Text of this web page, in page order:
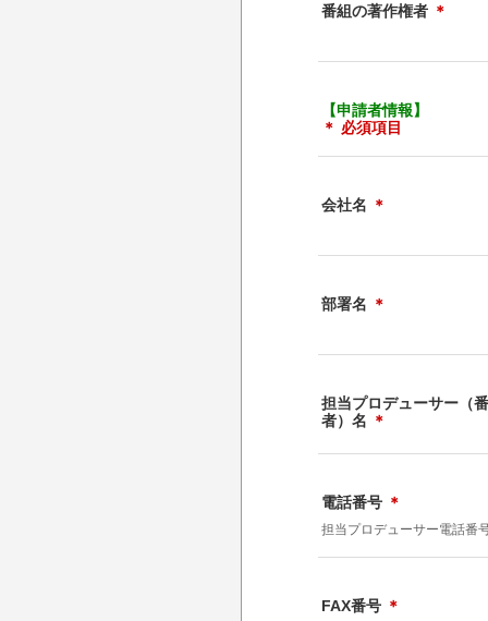
番組の著作権者 ＊
【申請者情報】
＊ 必須項目
会社名 ＊
部署名 ＊
担当プロデューサー（
者）名 ＊
電話番号 ＊
担当プロデューサー電話番
FAX番号 ＊